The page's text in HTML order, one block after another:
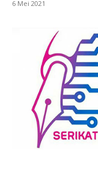
6 Mei 2021